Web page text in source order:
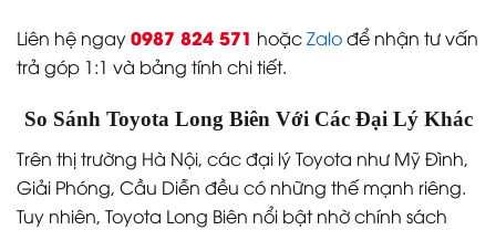
Liên hệ ngay0987 824 571 hoặcZalođể nhận tư vấn
trả góp 1:1 và bảng tính chi tiết.
So Sánh Toyota Long Biên Với Các Đại Lý Khác
Trên thị trường Hà Nội, các đại lý Toyota như Mỹ Đình,
Giải Phóng, Cầu Diễn đều có những thế mạnh riêng.
Tuy nhiên, Toyota Long Biên nổi bật nhờ chính sách